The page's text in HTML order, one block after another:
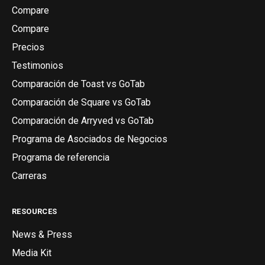
Compare
Compare
Precios
Testimonios
Comparación de Toast vs GoTab
Comparación de Square vs GoTab
Comparación de Arryved vs GoTab
Programa de Asociados de Negocios
Programa de referencia
Carreras
RESOURCES
News & Press
Media Kit